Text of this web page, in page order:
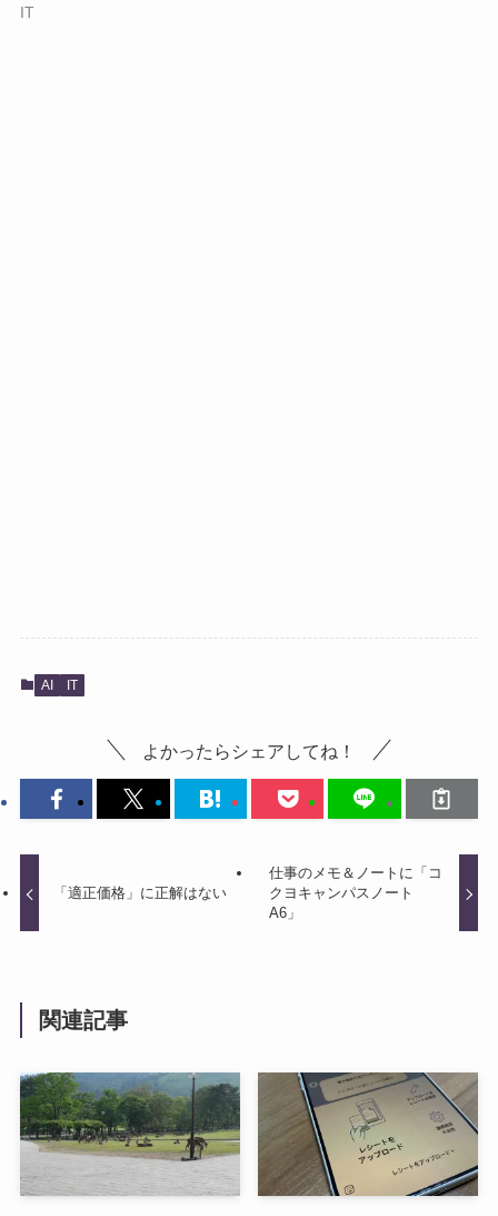
IT
AI IT
よかったらシェアしてね！
「適正価格」に正解はない
仕事のメモ＆ノートに「コ
クヨキャンパスノート
A6」
関連記事